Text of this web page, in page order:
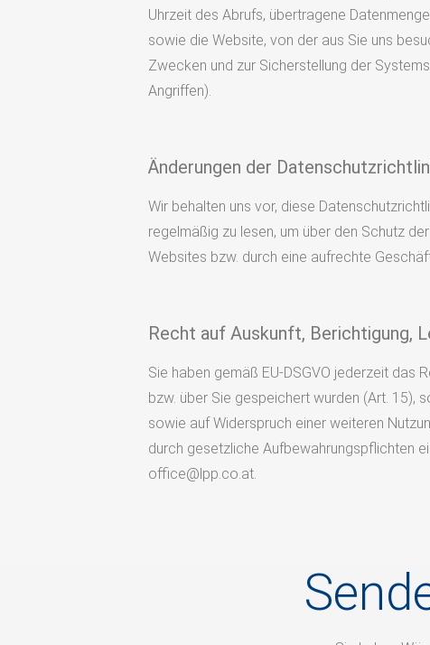
Uhrzeit des Abrufs, übertragene
sowie die Website, von der aus Sie uns
Zwecken und zur Sicherstellung der
Angriffen).
Änderungen der
Wir behalten uns vor, diese
regelmäßig zu lesen, um über den Schutz
Websites bzw. durch eine aufrechte
Recht auf Auskunft, Berichtigung,
Sie haben gemäß EU-DSGVO jederzeit das
bzw. über Sie gespeichert wurden (Art. 15),
sowie auf Widerspruch einer weiteren
durch gesetzliche Aufbewahrungspflichten
office@lpp.co.at.